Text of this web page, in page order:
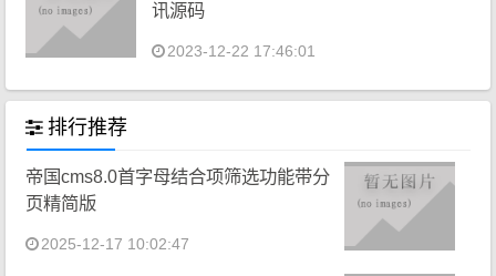
讯源码
2023-12-22 17:46:01
排行推荐
帝国cms8.0首字母结合项筛选功能带分
页精简版
2025-12-17 10:02:47